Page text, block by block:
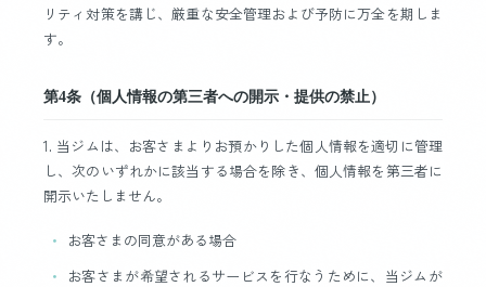
リティ対策を講じ、厳重な安全管理および予防に万全を期しま
す。
第4条（個人情報の第三者への開示・提供の禁止）
1. 当ジムは、お客さまよりお預かりした個人情報を適切に管理
し、次のいずれかに該当する場合を除き、個人情報を第三者に
開示いたしません。
お客さまの同意がある場合
お客さまが希望されるサービスを行なうために、当ジムが